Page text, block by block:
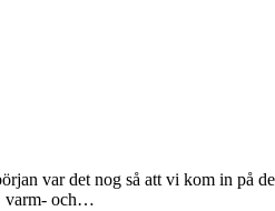
var det nog så att vi kom in på
varm- och…